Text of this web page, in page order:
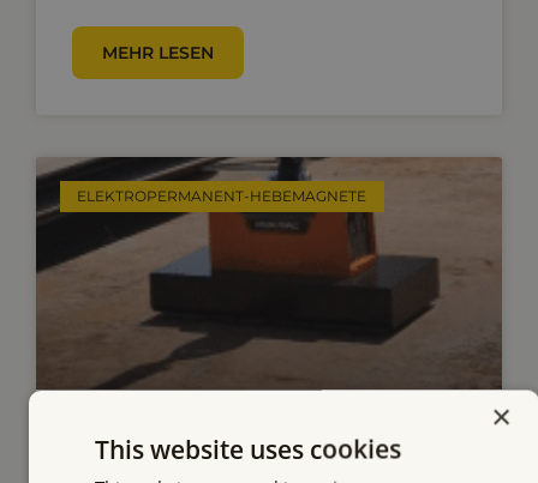
MEHR LESEN
ELEKTROPERMANENT-HEBEMAGNETE
Anheben von Straßenplatten
×
This website uses cookies